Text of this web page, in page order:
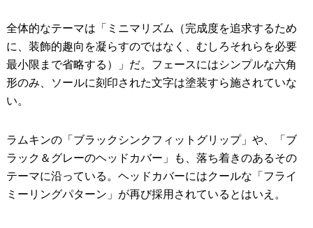
全体的なテーマは「ミニマリズム（完成度を追求するため
に、装飾的趣向を凝らすのではなく、むしろそれらを必要
最小限まで省略する）」だ。フェースにはシンプルな六角
形のみ、ソールに刻印された文字は塗装すら施されていな
い。
ラムキンの「ブラックシンクフィットグリップ」や、「ブ
ラック＆グレーのヘッドカバー」も、落ち着きのあるその
テーマに沿っている。ヘッドカバーにはクールな「フライ
ミーリングパターン」が再び採用されているとはいえ。